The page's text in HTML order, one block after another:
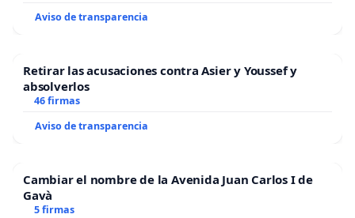
Aviso de transparencia
Retirar las acusaciones contra Asier y Youssef y
absolverlos
46 firmas
Aviso de transparencia
Cambiar el nombre de la Avenida Juan Carlos I de
Gavà
5 firmas